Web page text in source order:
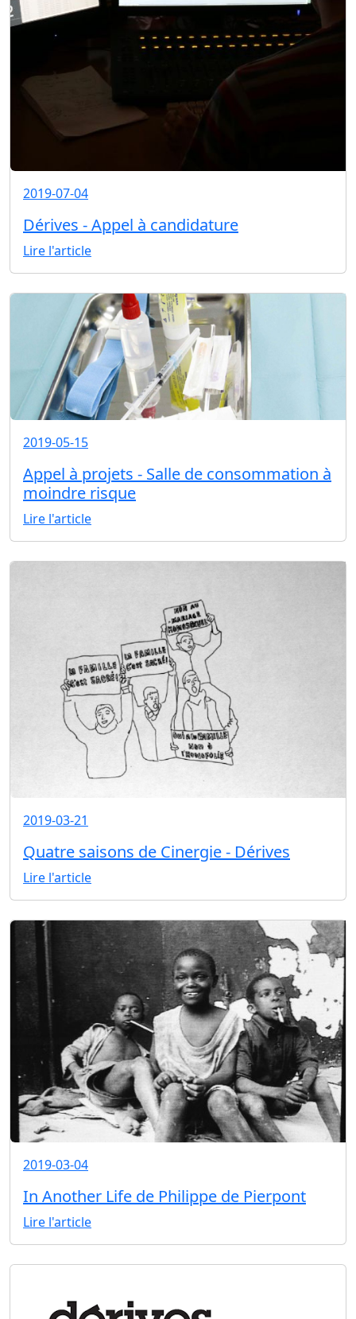
2019-07-04
Dérives - Appel à candidature
Lire l'article
2019-05-15
Appel à projets - Salle de consommation à
moindre risque
Lire l'article
2019-03-21
Quatre saisons de Cinergie - Dérives
Lire l'article
2019-03-04
In Another Life de Philippe de Pierpont
Lire l'article